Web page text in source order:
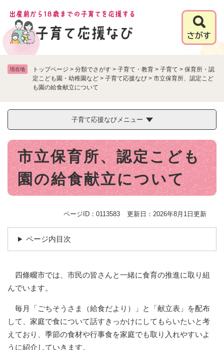
の
先
現在地 トップページ > 分類でさがす > 子育て・教育 > 子育て > 保育所・認
定こども園・幼稚園など > 子育て応援なび > 市立保育所、認定こど
も園の給食献立について
子育て応援なびメニュー
本
文 市立保育所、認定こども
園の給食献立について
ページID：0113583 更新日：2026年8月1日更新
ページ内目次
四條畷市では、市民の皆さんと一緒に食育の推進に取り組
んでいます。
毎月「ごちそうさま（給食だより）」と「献立表」を配布
して、家庭で食について話すきっかけにしてもらいたいと考
えており、季節の食材や行事食を家庭でも取り入れやすいよ
うに紹介していきます。